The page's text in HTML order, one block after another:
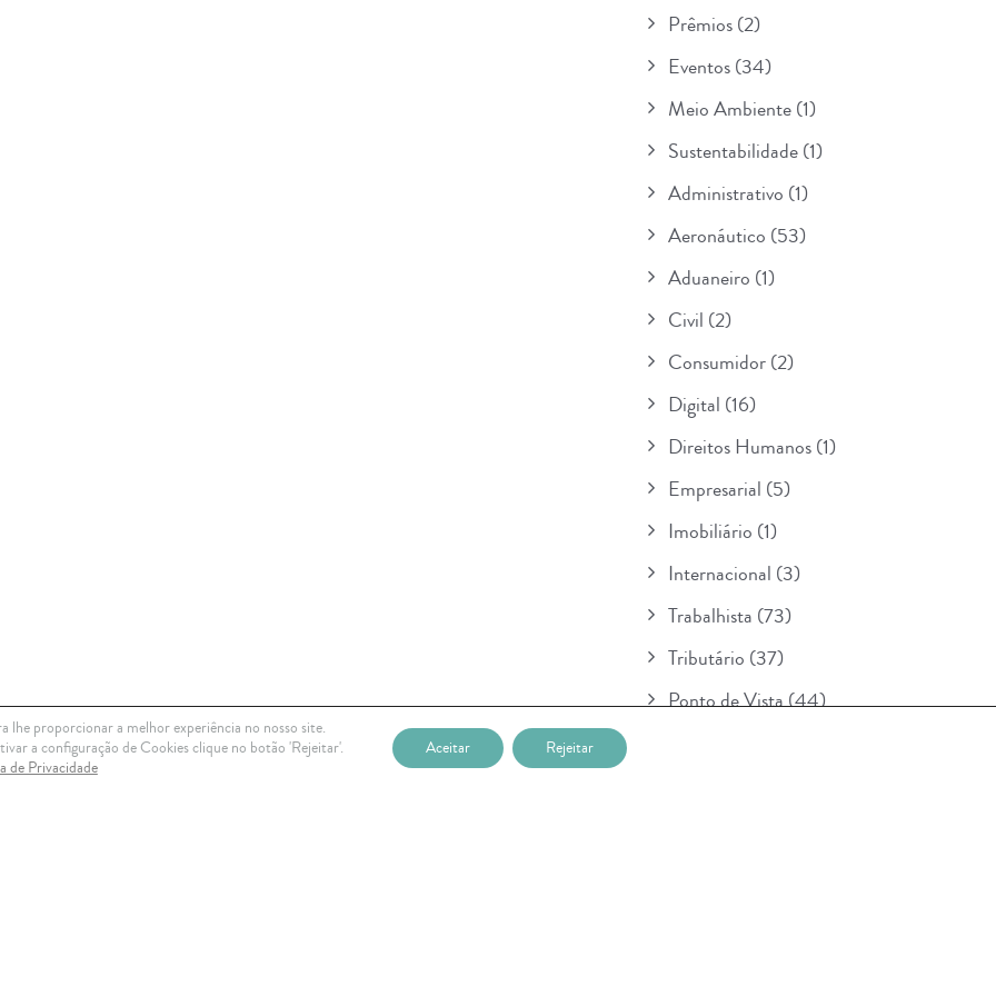
Prêmios(2)
Eventos(34)
Meio Ambiente(1)
Sustentabilidade(1)
Administrativo (1)
Aeronáutico (53)
Aduaneiro (1)
Civil (2)
Consumidor(2)
Digital (16)
Direitos Humanos(1)
Empresarial (5)
Imobiliário (1)
Internacional (3)
Trabalhista (73)
Tributário (37)
Ponto de Vista(44)
lhe proporcionar a melhor experiência no nosso site.
a configuração de Cookies clique no botão 'Rejeitar'.
de Privacidade
Aceitar Rejeitar